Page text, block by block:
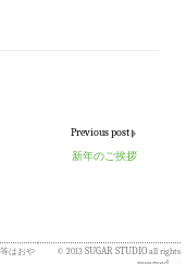
Previous post
新年のご挨拶
はおや
© 2013 SUGAR STUDIO all rights